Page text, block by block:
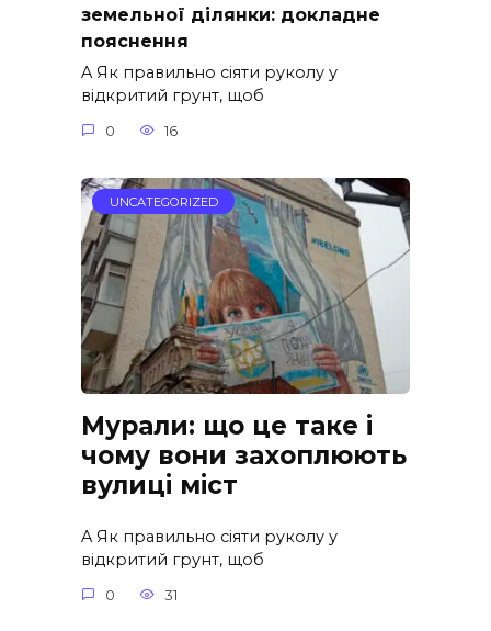
земельної ділянки: докладне
пояснення
A Як правильно сіяти руколу у
відкритий грунт, щоб
0 16
UNCATEGORIZED
Мурали: що це таке і
чому вони захоплюють
вулиці міст
A Як правильно сіяти руколу у
відкритий грунт, щоб
0 31